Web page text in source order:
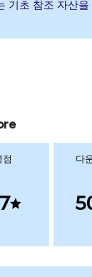
기초 참조 자산
점 다